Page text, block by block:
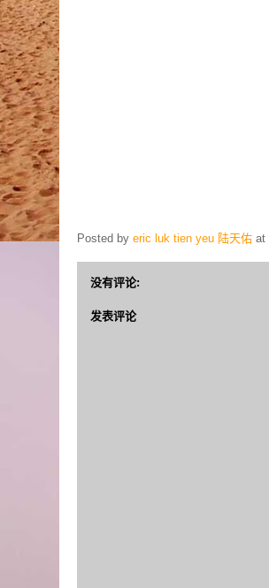
Posted by eric luk tien yeu 陆天佑 at
没有评论:
发表评论